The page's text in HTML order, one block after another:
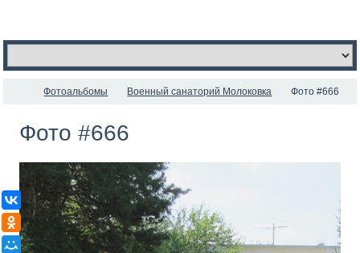
ВКонтакте
Одноклассники
Мой Мир
Фотоальбомы Военный санаторий Молоковка Фото #666
Фото #666